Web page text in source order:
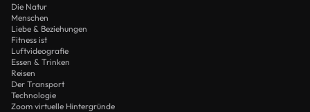
Die Natur
Menschen
Liebe & Beziehungen
Fitness ist
Luftvideografie
Essen & Trinken
Reisen
Der Transport
Technologie
Zoom virtuelle Hintergründe